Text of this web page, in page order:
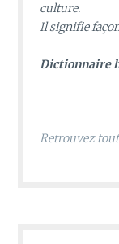
culture.
Il signifie
Dictionnaire
Retrouvez